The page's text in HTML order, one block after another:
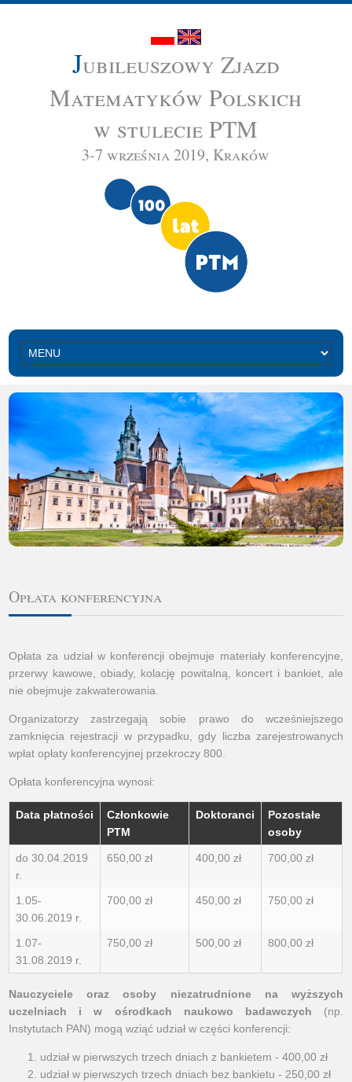
Jubileuszowy Zjazd
Matematyków Polskich
w stulecie PTM
3-7 września 2019, Kraków
Opłata konferencyjna
Opłata za udział w konferencji obejmuje materiały konferencyjne,
przerwy kawowe, obiady, kolację powitalną, koncert i bankiet, ale
nie obejmuje zakwaterowania.
Organizatorzy zastrzegają sobie prawo do wcześniejszego
zamknięcia rejestracji w przypadku, gdy liczba zarejestrowanych
wpłat opłaty konferencyjnej przekroczy 800.
Opłata konferencyjna wynosi:
Data płatności
Członkowie
PTM
Doktoranci
Pozostałe
osoby
do 30.04.2019
r.
650,00 zł 400,00 zł 700,00 zł
1.05-
30.06.2019 r.
700,00 zł 450,00 zł 750,00 zł
1.07-
31.08.2019 r.
750,00 zł 500,00 zł 800,00 zł
Nauczyciele oraz osoby niezatrudnione na wyższych
uczelniach i w ośrodkach naukowo badawczych (np.
Instytutach PAN) mogą wziąć udział w części konferencji:
udział w pierwszych trzech dniach z bankietem - 400,00 zł
udział w pierwszych trzech dniach bez bankietu - 250,00 zł